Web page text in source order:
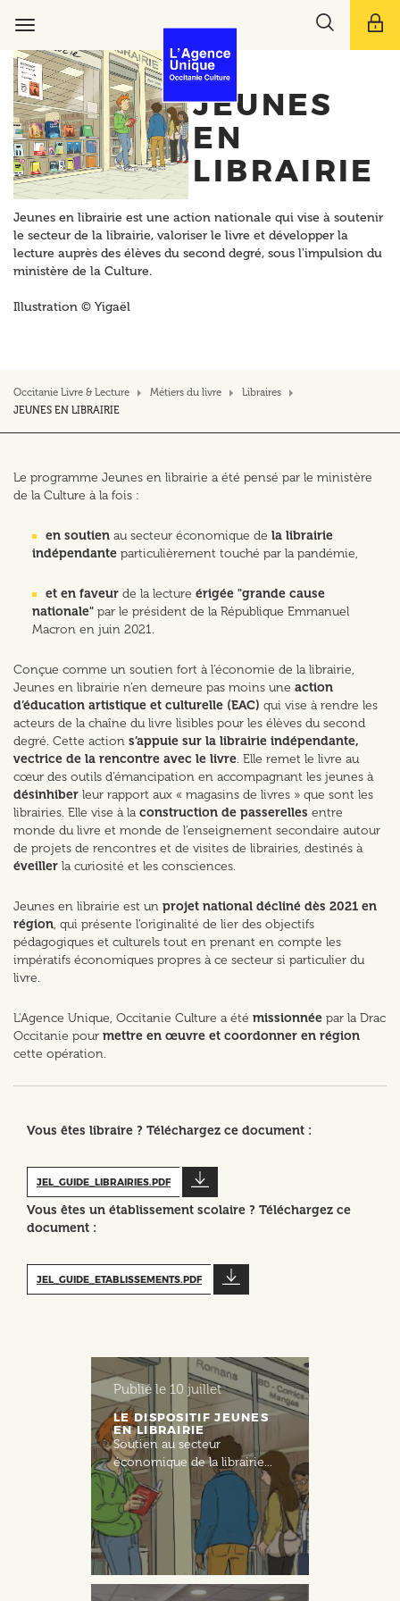
principal
navigation
Toggle
JEUNES
EN
LIBRAIRIE
Jeunes en librairie est une action nationale qui vise à soutenir
le secteur de la librairie, valoriser le livre et développer la
lecture auprès des élèves du second degré, sous l'impulsion du
ministère de la Culture.
Illustration © Yigaël
Occitanie Livre & Lecture Métiers du livre
Libraires
JEUNES EN LIBRAIRIE
Le programme Jeunes en librairie a été pensé par le ministère
de la Culture à la fois :
en soutien au secteur économique de la librairie
indépendante particulièrement touché par la pandémie,
et en faveur de la lecture érigée "grande cause
nationale" par le président de la République Emmanuel
Macron en juin 2021.
Conçue comme un soutien fort à l’économie de la librairie,
Jeunes en librairie n’en demeure pas moins une action
d’éducation artistique et culturelle (EAC) qui vise à rendre les
acteurs de la chaîne du livre lisibles pour les élèves du second
degré. Cette action s’appuie sur la librairie indépendante,
vectrice de la rencontre avec le livre. Elle remet le livre au
cœur des outils d’émancipation en accompagnant les jeunes à
désinhiber leur rapport aux « magasins de livres » que sont les
librairies. Elle vise à la construction de passerelles entre
monde du livre et monde de l’enseignement secondaire autour
de projets de rencontres et de visites de librairies, destinés à
éveiller la curiosité et les consciences.
Jeunes en librairie est un projet national décliné dès 2021 en
région, qui présente l’originalité de lier des objectifs
pédagogiques et culturels tout en prenant en compte les
impératifs économiques propres à ce secteur si particulier du
livre.
L'Agence Unique, Occitanie Culture a été missionnée par la Drac
Occitanie pour mettre en œuvre et coordonner en région
cette opération.
Vous êtes libraire ? Téléchargez ce document :
JEL_GUIDE_LIBRAIRIES.PDF
Vous êtes un établissement scolaire ? Téléchargez ce
document :
JEL_GUIDE_ETABLISSEMENTS.PDF
Publié le 10 juillet
LE DISPOSITIF JEUNES
EN LIBRAIRIE
Soutien au secteur
économique de la librairie...